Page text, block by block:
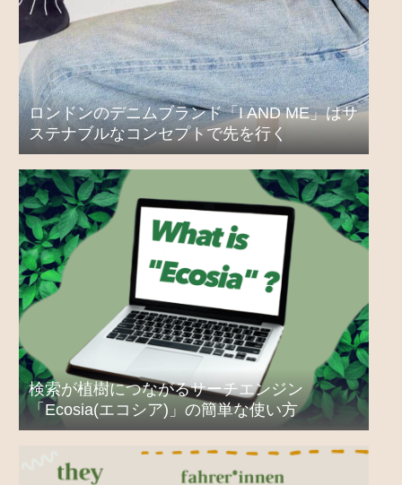
ロンドンのデニムブランド「I AND ME」はサ
ステナブルなコンセプトで先を行く
検索が植樹につながるサーチエンジン
「Ecosia(エコシア)」の簡単な使い方